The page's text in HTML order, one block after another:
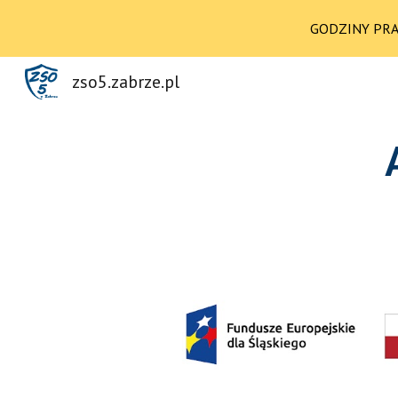
GODZINY
zso5.zabrze.pl